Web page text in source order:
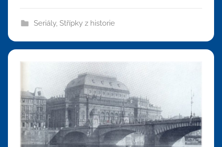
Seriály, Střípky z historie